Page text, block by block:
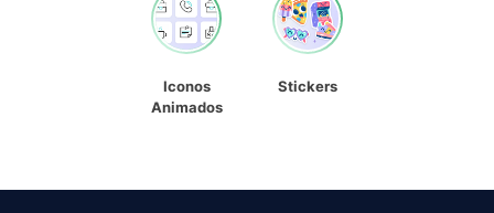
Iconos
Animados
Stickers